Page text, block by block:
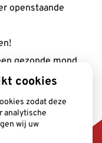
openstaande
gezonde mond
Wees op je hoede!
Check of die
cookies
zodat deze
analytische
wij uw